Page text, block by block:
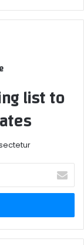
list to
أدخل
بريدك
الإلكتروني